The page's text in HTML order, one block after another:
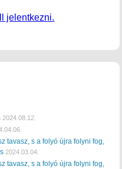
jelentkezni.
2024.08.12.
tavasz, s a folyó újra folyni fog,
2024.03.04.
tavasz, s a folyó újra folyni fog,